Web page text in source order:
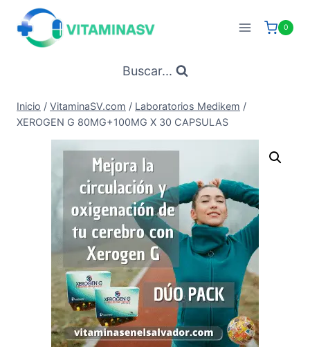
Saltar
contenido
0
Buscar...
Inicio / VitaminaSV.com / Laboratorios Medikem /
XEROGEN G 80MG+100MG X 30 CAPSULAS